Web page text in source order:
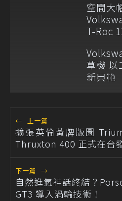
空間大
T-Roc
草機 以
新典範
← 上一篇
擴張英倫黃牌版圖
Thruxton 400 正式在台
下一篇 →
自然進氣神話終結？
GT3 導入渦輪技術！